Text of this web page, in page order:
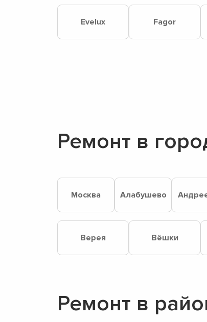
Evelux Fagor
Ремонт в
Москва Алабушево
Верея Вёшки
Ремонт в